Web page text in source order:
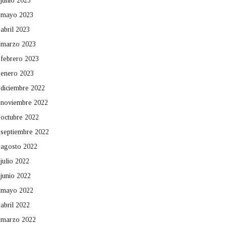
mayo 2023
abril 2023
marzo 2023
febrero 2023
enero 2023
diciembre 2022
noviembre 2022
octubre 2022
septiembre 2022
agosto 2022
julio 2022
junio 2022
mayo 2022
abril 2022
marzo 2022